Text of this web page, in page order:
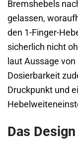
Bremshebels
gelassen,
den 1-Finger-
sicherlich nicht
laut Aussage
Dosierbarkeit
Druckpunkt und
Das